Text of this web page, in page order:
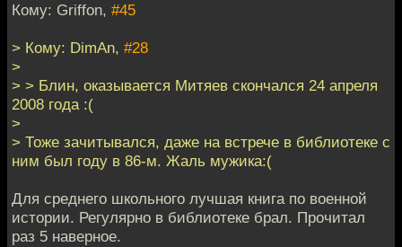
Кому: Griffon, #45
> Кому: DimAn, #28
>
> > Блин, оказывается Митяев скончался 24 апреля
2008 года :(
>
> Тоже зачитывался, даже на встрече в библиотеке с
ним был году в 86-м. Жаль мужика:(
Для среднего школьного лучшая книга по военной
истории. Регулярно в библиотеке брал. Прочитал
раз 5 наверное.